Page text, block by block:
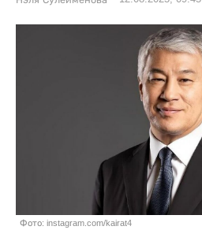
Фото: instagram.com/kairat4